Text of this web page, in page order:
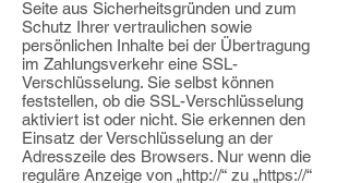
Seite aus Sicherheitsgründen und zum
Schutz Ihrer vertraulichen sowie
persönlichen Inhalte bei der Übertragung
im Zahlungsverkehr eine SSL-
Verschlüsselung. Sie selbst können
feststellen, ob die SSL-Verschlüsselung
aktiviert ist oder nicht. Sie erkennen den
Einsatz der Verschlüsselung an der
Adresszeile des Browsers. Nur wenn die
reguläre Anzeige von „http://“ zu „https://“